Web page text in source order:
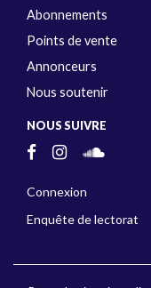
Abonnements
Points de vente
Annonceurs
Nous soutenir
NOUS SUIVRE
Connexion
Enquête de lectorat